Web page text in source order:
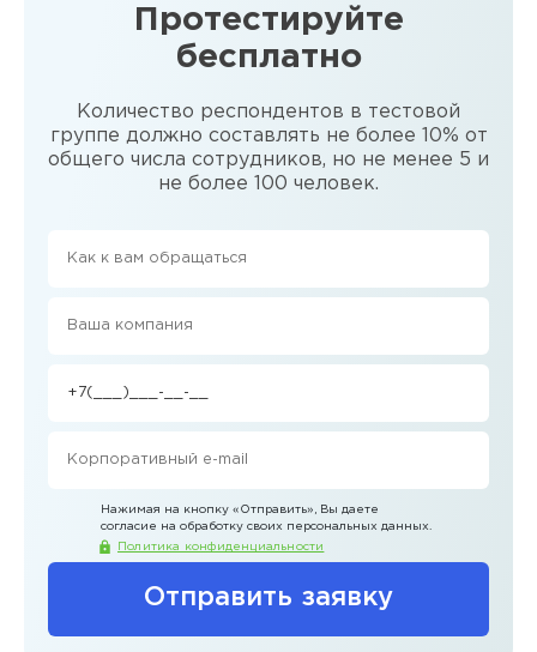
Протестируйте
бесплатно
Количество респондентов в тестовой
группе должно составлять не более 10% от
общего числа сотрудников, но не менее 5 и
не более 100 человек.
Отправить заявку
Нажимая на кнопку «Отправить» , Вы даете
согласие на обработку своих персональных данных.
Политика конфиденциальности